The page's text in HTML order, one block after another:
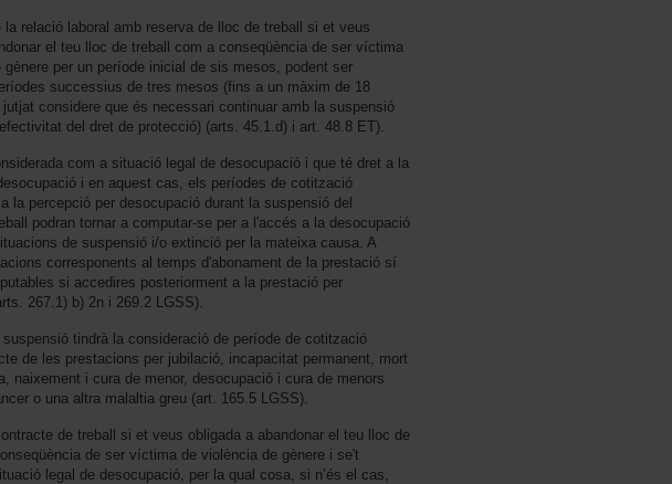
la relació laboral amb reserva de lloc de treball si et veus
el teu lloc de treball com a conseqüència de ser víctima
gènere per un període inicial de sis mesos, podent ser
successius de tres mesos (fins a un màxim de 18
considere que és necessari continuar amb la suspensió
del dret de protecció) (arts. 45.1.d) i art. 48.8 ET).
com a situació legal de desocupació i que té dret a la
i en aquest cas, els períodes de cotització
la percepció per desocupació durant la suspensió del
podran tornar a computar-se per a l'accés a la desocupació
de suspensió i/o extinció per la mateixa causa. A
corresponents al temps d'abonament de la prestació sí
si accedires posteriorment a la prestació per
267.1) b) 2n i 269.2 LGSS).
tindrà la consideració de període de cotització
de les prestacions per jubilació, incapacitat permanent, mort
naixement i cura de menor, desocupació i cura de menors
o una altra malaltia greu (art. 165.5 LGSS).
de treball si et veus obligada a abandonar el teu lloc de
de ser víctima de violència de gènere i se't
legal de desocupació, per la qual cosa, si n’és el cas,